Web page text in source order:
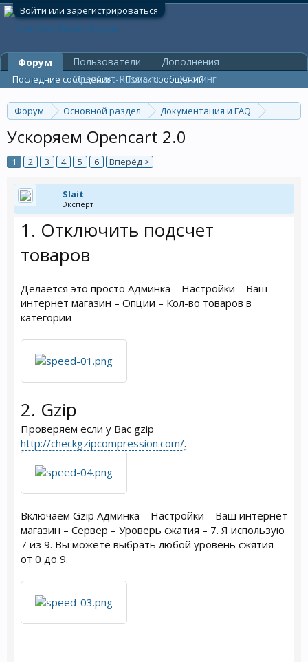
Войти или зарегистрироваться
Форум Основной раздел
Документация и FAQ
Ускоряем Opencart 2.0
1 2 3 4 5 6 Вперёд >
Slait
Эксперт
1. Отключить подсчет
товаров
Делается это просто Админка – Настройки – Ваш
интернет магазин – Опции – Кол-во товаров в
категории
2. Gzip
Проверяем если у Вас gzip
http://checkgzipcompression.com/.
Включаем Gzip Админка – Настройки – Ваш интернет
магазин – Сервер – Уроверь сжатия – 7. Я использую
7 из 9. Вы можете выбрать любой уровень сжятия
от 0 до 9.
Форум
Последние сообщения Поиск сообщений
Пользователи
Дополнения
OpenCart-Russia.ru
Хостинг